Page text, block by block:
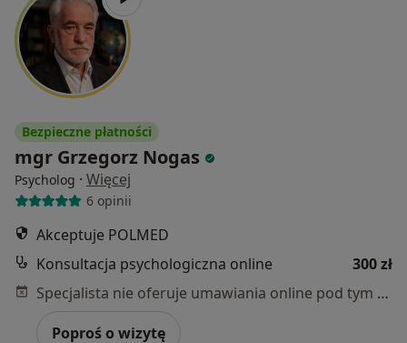
Bezpieczne płatności
mgr Grzegorz Nogas
Psycholog · Więcej
6 opinii
Akceptuje POLMED
Konsultacja psychologiczna online
300 zł
Specjalista nie oferuje umawiania online pod tym adresem.
Poproś o wizytę